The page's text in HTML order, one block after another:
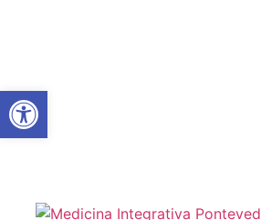
Abrir barra de herramientas